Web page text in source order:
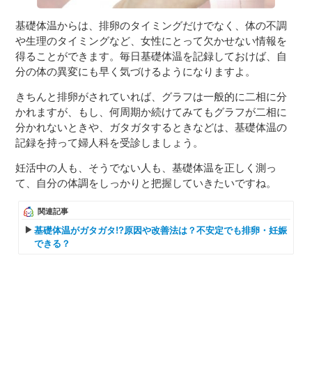
基礎体温からは、排卵のタイミングだけでなく、体の不調
や生理のタイミングなど、女性にとって欠かせない情報を
得ることができます。毎日基礎体温を記録しておけば、自
分の体の異変にも早く気づけるようになりますよ。
きちんと排卵がされていれば、グラフは一般的に二相に分
かれますが、もし、何周期か続けてみてもグラフが二相に
分かれないときや、ガタガタするときなどは、基礎体温の
記録を持って婦人科を受診しましょう。
妊活中の人も、そうでない人も、基礎体温を正しく測っ
て、自分の体調をしっかりと把握していきたいですね。
関連記事
基礎体温がガタガタ!?原因や改善法は？不安定でも排卵・妊娠
できる？